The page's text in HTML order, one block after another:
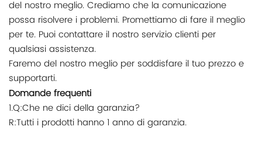
del nostro meglio. Crediamo che la comunicazione
possa risolvere i problemi. Promettiamo di fare il meglio
per te. Puoi contattare il nostro servizio clienti per
qualsiasi assistenza.
Faremo del nostro meglio per soddisfare il tuo prezzo e
supportarti.
Domande frequenti
1.Q:Che ne dici della garanzia?
R:Tutti i prodotti hanno 1 anno di garanzia.